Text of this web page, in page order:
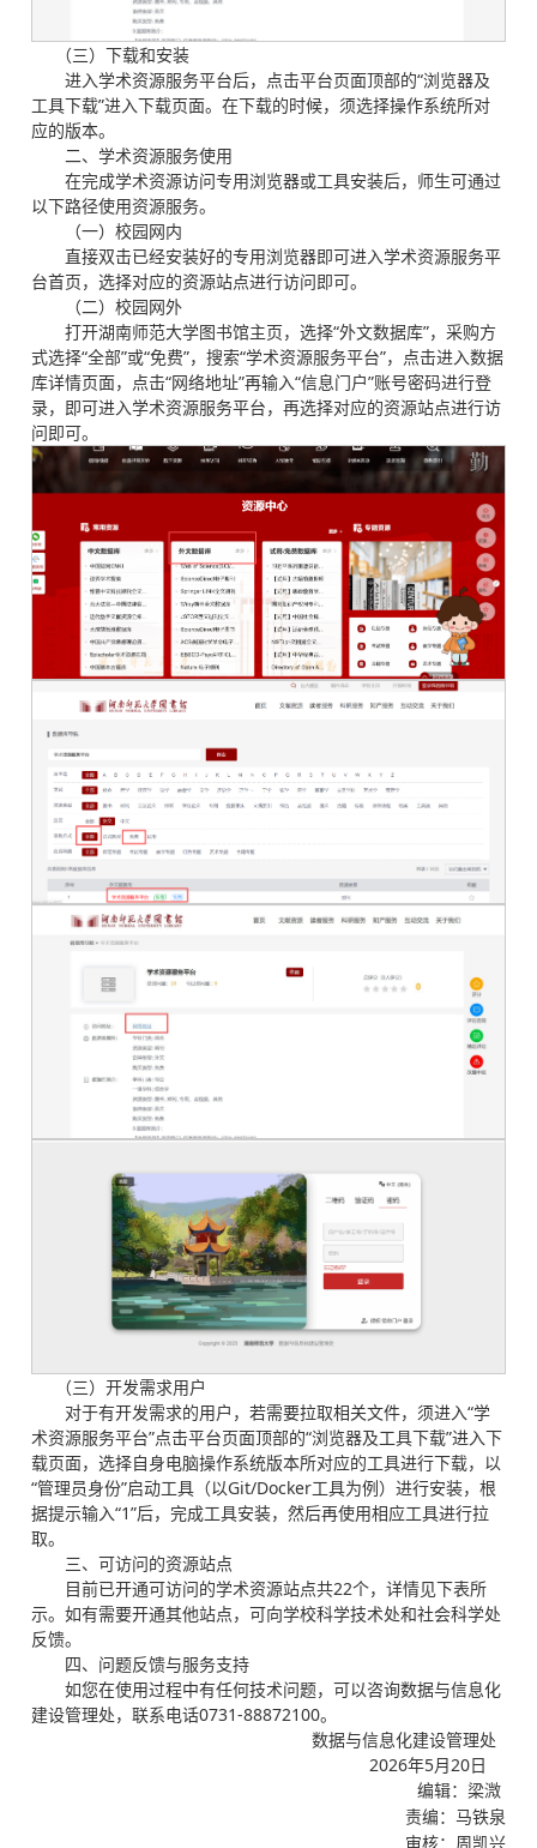
（三）下载和安装
进入学术资源服务平台后，点击平台页面顶部的“浏览器及
工具下载”进入下载页面。在下载的时候，须选择操作系统所对
应的版本。
二、学术资源服务使用
在完成学术资源访问专用浏览器或工具安装后，师生可通过
以下路径使用资源服务。
（一）校园网内
直接双击已经安装好的专用浏览器即可进入学术资源服务平
台首页，选择对应的资源站点进行访问即可。
（二）校园网外
打开湖南师范大学图书馆主页，选择“外文数据库”，采购方
式选择“全部”或“免费”，搜索“学术资源服务平台”，点击进入数据
库详情页面，点击“网络地址”再输入“信息门户”账号密码进行登
录，即可进入学术资源服务平台，再选择对应的资源站点进行访
问即可。
（三）开发需求用户
对于有开发需求的用户，若需要拉取相关文件，须进入“学
术资源服务平台”点击平台页面顶部的“浏览器及工具下载”进入下
载页面，选择自身电脑操作系统版本所对应的工具进行下载，以
“管理员身份”启动工具（以Git/Docker工具为例）进行安装，根
据提示输入“1”后，完成工具安装，然后再使用相应工具进行拉
取。
三、可访问的资源站点
目前已开通可访问的学术资源站点共22个，详情见下表所
示。如有需要开通其他站点，可向学校科学技术处和社会科学处
反馈。
四、问题反馈与服务支持
如您在使用过程中有任何技术问题，可以咨询数据与信息化
建设管理处，联系电话0731-88872100。
数据与信息化建设管理处
2026年5月20日
编辑：梁溦
责编：马铁泉
审核：周凯兴